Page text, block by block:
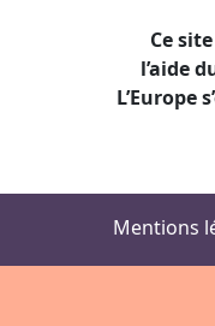
Ce
l’aide
L’Europe
Mentions